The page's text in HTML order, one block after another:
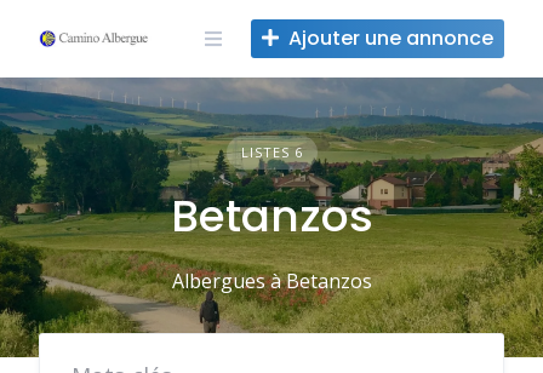
content
Ajouter une annonce
LISTES 6
Betanzos
Albergues à Betanzos